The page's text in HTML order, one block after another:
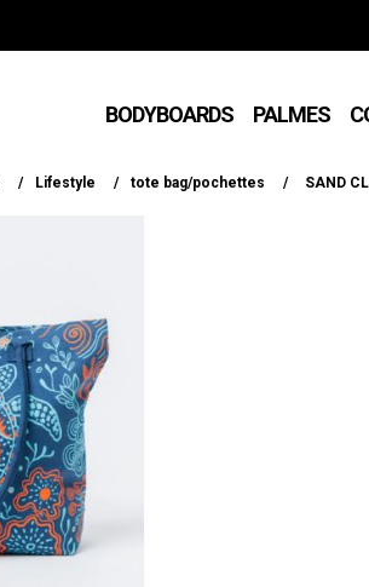
BODYBOARDS PALMES
/ Lifestyle / tote bag/pochettes / SAND